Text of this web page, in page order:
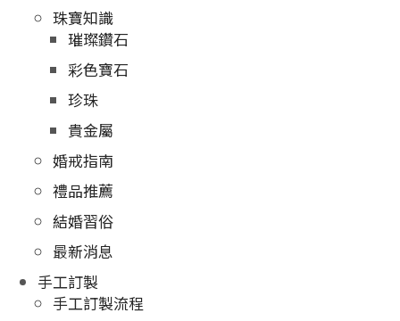
珠寶知識
璀璨鑽石
彩色寶石
珍珠
貴金屬
婚戒指南
禮品推薦
結婚習俗
最新消息
手工訂製
手工訂製流程